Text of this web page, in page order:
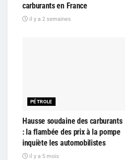
carburants en France
il y a 2 semaines
PÉTROLE
Hausse soudaine des carburants
: la flambée des prix à la pompe
inquiète les automobilistes
il y a 5 mois